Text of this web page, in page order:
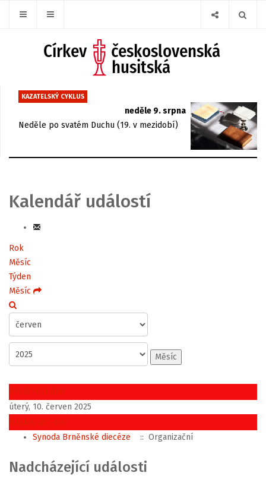
KAZATELSKÝ CYKLUS
neděle 9. srpna
Neděle po svatém Duchu (19. v mezidobí)
Kalendář událostí
Rok
Měsíc
Týden
Měsíc
Měsíc
Předchozí den
úterý, 10. červen 2025
Následující den
Synoda Brněnské diecéze
:: Organizační
Nadcházející události